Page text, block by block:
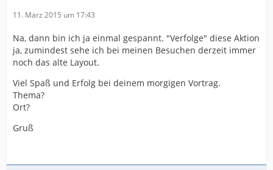
11. März 2015 um 17:43
Na, dann bin ich ja einmal gespannt. "Verfolge" diese Aktion
ja, zumindest sehe ich bei meinen Besuchen derzeit immer
noch das alte Layout.
Viel Spaß und Erfolg bei deinem morgigen Vortrag.
Thema?
Ort?
Gruß